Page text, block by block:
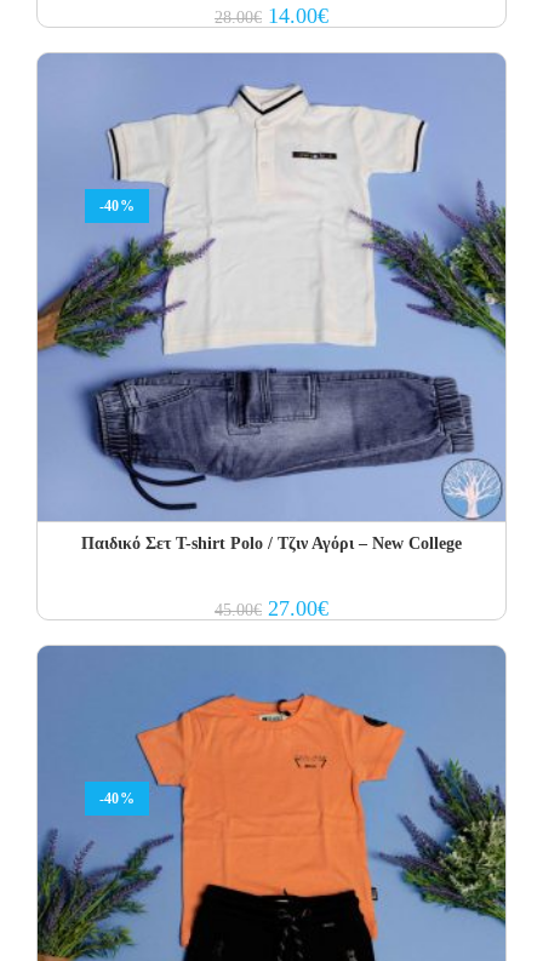
28.00€ Original
price
14.00€Current
price
-40%
Παιδικό Σετ Τ-shirt Polo / Τζιν Αγόρι – New College
45.00€ Original
price
27.00€Current
price
-40%